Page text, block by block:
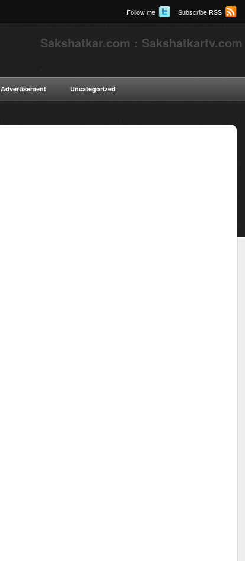
Follow me Subscribe RSS
Sakshatkar.com : Sakshatkartv.com
Advertisement Uncategorized